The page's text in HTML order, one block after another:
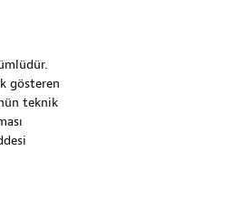
gösteren
teknik